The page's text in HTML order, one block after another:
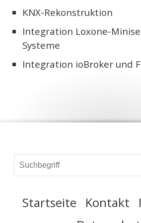
KNX-Rekonstruktion
Integration Loxone-
Systeme
Integration ioBroker und
Startseite Kontakt